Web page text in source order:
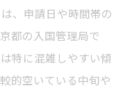
、申請日や時間帯の
都の入国管理局で
特に混雑しやすい傾
的空いている中旬や